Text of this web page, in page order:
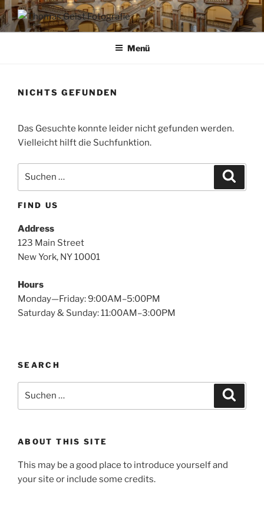
Zum
Inhalt
springenTHOMAS GEIST FOTOGRAFIE
Architekturfotografie | historische und Sakralbauten
Menü
NICHTS GEFUNDEN
Das Gesuchte konnte leider nicht gefunden werden.
Vielleicht hilft die Suchfunktion.
nach:
FIND US
Address
123 Main Street
New York, NY 10001
Hours
Monday—Friday: 9:00AM–5:00PM
Saturday & Sunday: 11:00AM–3:00PM
SEARCH
nach:
ABOUT THIS SITE
This may be a good place to introduce yourself and
your site or include some credits.